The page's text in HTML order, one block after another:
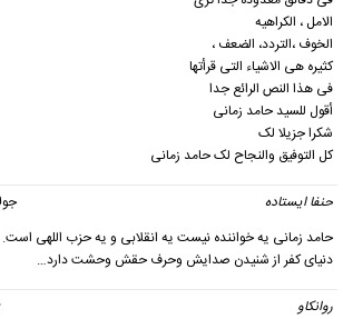
الامل ، الکراهیه
الخوف ،التردد، الضعف ،
کثیره هی الاشیاء التی قرأتها
فی هذا النص الرائع جدا
أقول للسید حامد زمانی
شکرا جزیلا لک
کل التوفیق والنجاح لک حامد زمانی
حنفا ایستاده
جولای 18,
حامد زمانی یه خواننده نیست یه انقلابی و یه حزب اللهی
دنیای کفر از شنیدن صدایش وحرف حقش وحشت دارد…
روانکاو